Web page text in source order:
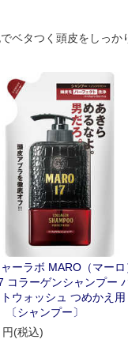
ベタつく頭皮をしっか
ーラボ MARO（マーロ
コラーゲンシャンプー
ウォッシュ つめかえ用
〔シャンプー〕
円(税込)